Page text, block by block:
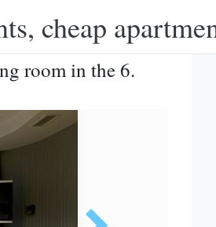
cheap
room in the 6.